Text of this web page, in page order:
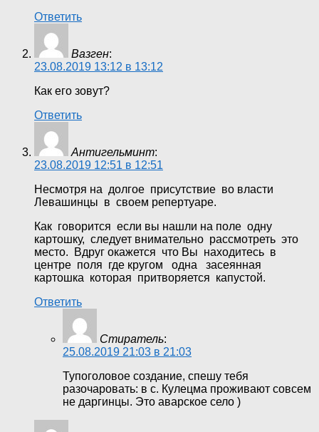
Ответить
Вазген:
23.08.2019 13:12 в 13:12
Как его зовут?
Ответить
Антигельминт:
23.08.2019 12:51 в 12:51
Несмотря на долгое присутствие во власти
Левашинцы в своем репертуаре.
Как говорится если вы нашли на поле одну
картошку, следует внимательно рассмотреть это
место. Вдруг окажется что Вы находитесь в
центре поля где кругом одна засеянная
картошка которая притворяется капустой.
Ответить
Стиратель:
25.08.2019 21:03 в 21:03
Тупоголовое создание, спешу тебя
разочаровать: в с. Кулецма проживают совсем
не даргинцы. Это аварское село )